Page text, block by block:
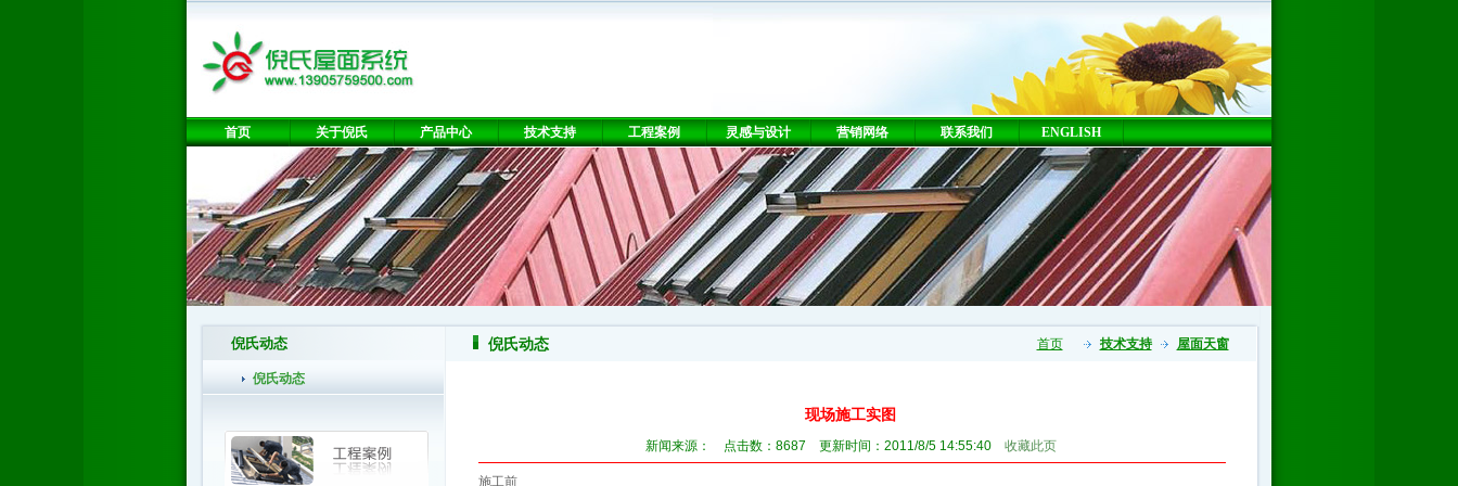
首页 关于倪氏 产品中心 技术支持 工程案例 灵感与设计 营销网络 联系我们 ENGLISH
倪氏动态
倪氏动态
首页 技术支持 屋面天窗
倪氏动态
现场施工实图
新闻来源： 点击数：8687 更新时间：2011/8/5 14:55:40 收藏此页
施工前